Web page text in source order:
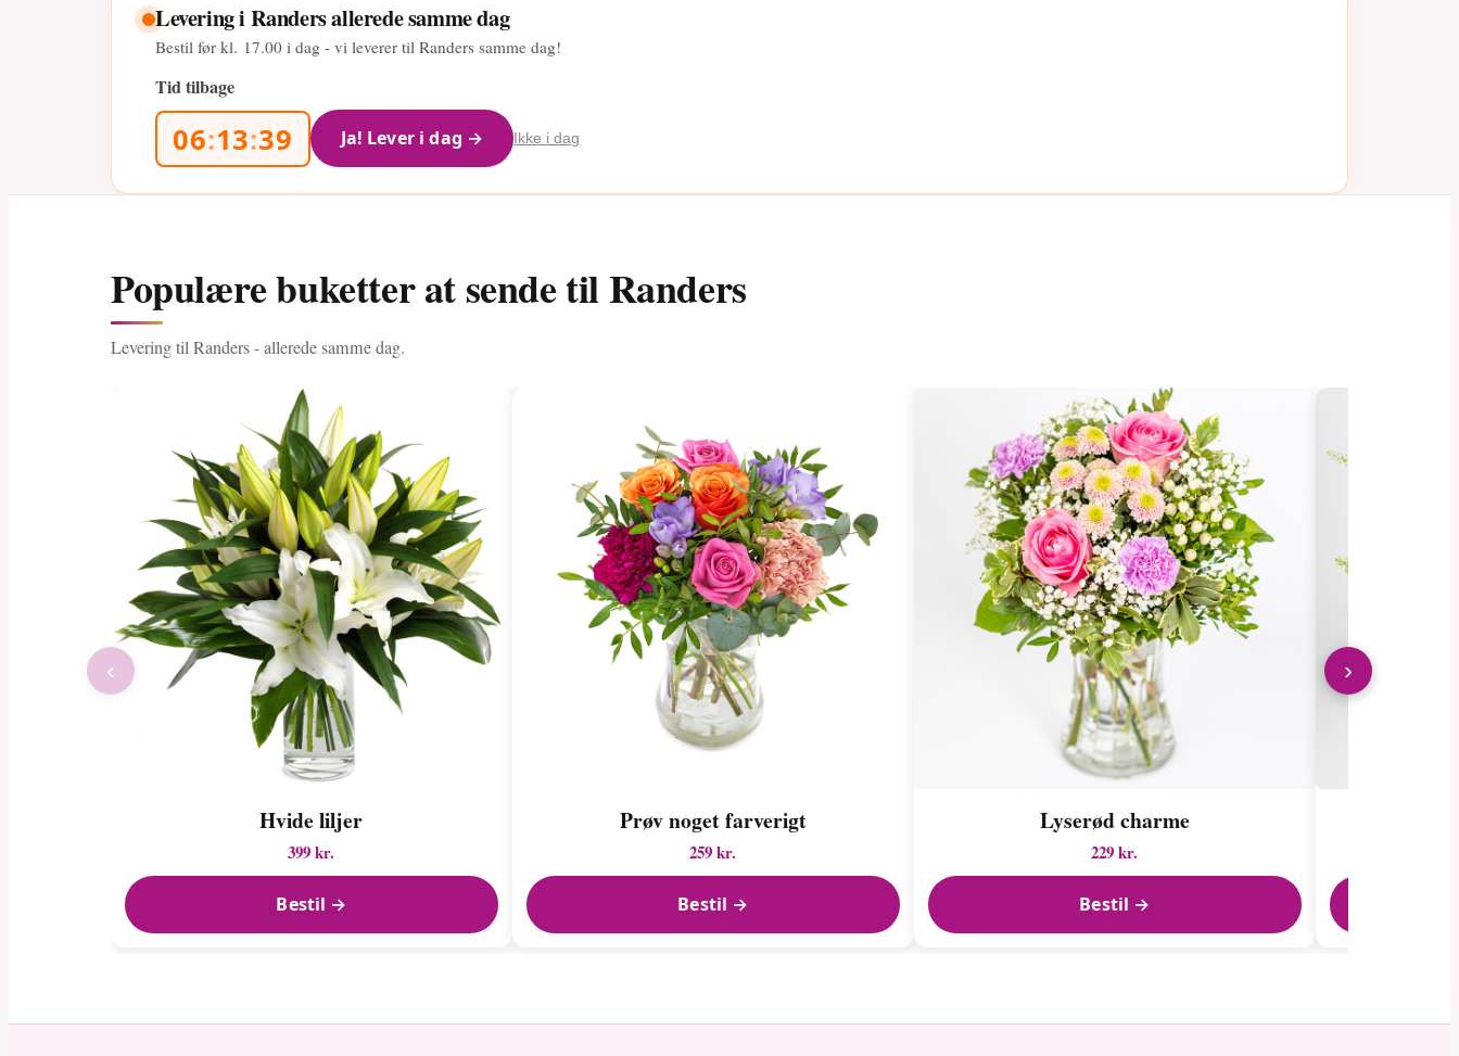
Levering i Randers allerede samme dag
Bestil før kl. 17.00 i dag - vi leverer til Randers samme dag!
Tid tilbage
06:13:38 Ja! Lever i dag → Ikke i dag
Populære buketter at sende til Randers
Levering til Randers - allerede samme dag.
Hvide liljer
399 kr.
Bestil →
Prøv noget farverigt
259 kr.
Bestil →
Lyserød charme
229 kr.
Bestil →
‹ ›